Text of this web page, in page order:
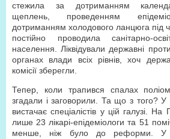
стежила за дотриманням
щеплень, проведенням
дотриманням холодового ланцюга під
постійно проводила санітарно-
населення. Ліквідували державні
органах влади всіх рівнів, хоч
комісії зберегли.
Тепер, коли трапився спалах
згадали і заговорили. Та що з того? У
вистачає спеціалістів у цій галузі.
лише 23 лікарі-епідеміологи та 51
менше, ніж було до реформи. У